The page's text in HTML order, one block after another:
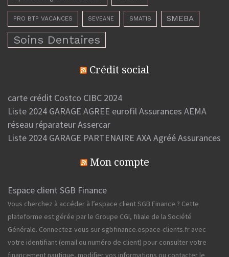
PRO BTP VACANCES SEVEANE SMATIS SMEBA
Soins Dentaires
Crédit social
carte crédit Costco CIBC 2024
Liste 2024 GARAGE AGREE eurofil Assurances AEMA
réseau réparateur Assercar
Liste 2024 GARAGE PARTENAIRE AXA Agréé Assurances
Mon compte
Espace client SGB Finance
Vous cherchez à accéder à l’espace client SGB Finance ? Cette
plateforme est gérée par le Groupe CGI, filiale de la Société
Générale. Connectez-vous sur sgbfinance.espace-clients.fr avec
votre identifiant (email ou numéro de client) pour consulter votre
financement nautique, modifier vos informations ou contacter le